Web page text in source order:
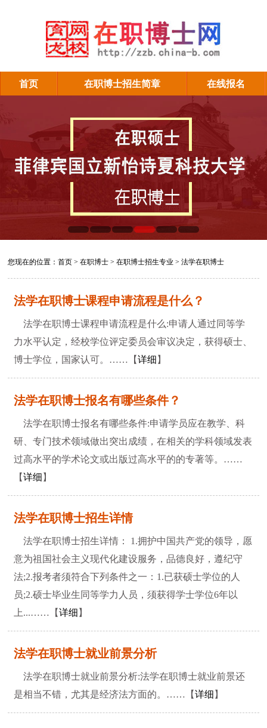
法学在职博士
首页 在职博士招生简章 在线报名
1 2 3
您现在的位置：首页 >在职博士 >在职博士招生专业 >法学在职博士
法学在职博士课程申请流程是什么？
法学在职博士课程申请流程是什么:申请人通过同等学
力水平认定，经校学位评定委员会审议决定，获得硕士、
博士学位，国家认可。……【详细 】
法学在职博士报名有哪些条件？
法学在职博士报名有哪些条件:申请学员应在教学、科
研、专门技术领域做出突出成绩，在相关的学科领域发表
过高水平的学术论文或出版过高水平的的专著等。……
【详细 】
法学在职博士招生详情
法学在职博士招生详情： 1.拥护中国共产党的领导，愿
意为祖国社会主义现代化建设服务，品德良好，遵纪守
法;2.报考者须符合下列条件之一：1.已获硕士学位的人
员;2.硕士毕业生同等学力人员，须获得学士学位6年以
上...……【详细 】
法学在职博士就业前景分析
法学在职博士就业前景分析:法学在职博士就业前景还
是相当不错，尤其是经济法方面的。……【详细 】